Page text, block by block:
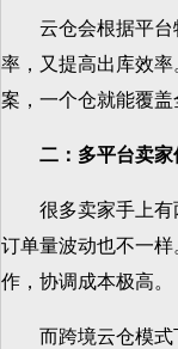
云仓会根据平台
率，又提高出库效
案，一个仓就能覆盖
二：多平台卖家
很多卖家手上有两
订单量波动也不一
作，协调成本极高。
而跨境云仓模式